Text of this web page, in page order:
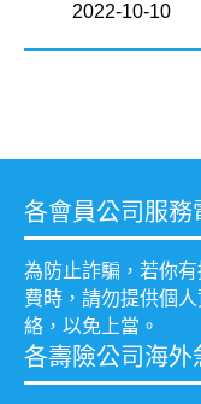
2022-10-10
各會員公司服務
為防止詐騙，若你
費時，請勿提供個
絡，以免上當。
各壽險公司海外